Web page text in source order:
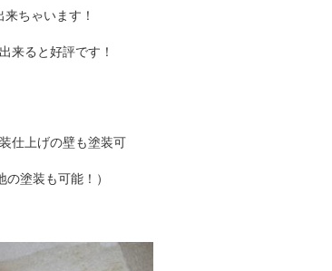
ちゃいます！
来ると好評です！
仕上げの壁も塗装可
塗装も可能！）